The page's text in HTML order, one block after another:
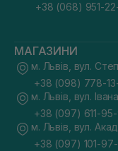
+38 (068) 951-
МАГАЗИНИ
м. Львів, вул.
+38 (098) 778-
м. Львів, вул.
+38 (097) 611-
м. Львів, вул.
+38 (097) 101-97-